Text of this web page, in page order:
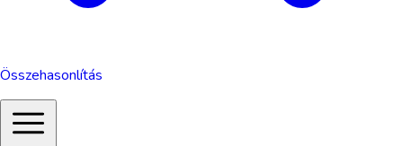
Összehasonlítás